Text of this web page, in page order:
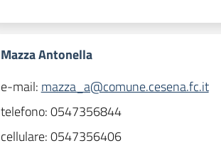
Mazza Antonella
e-mail: mazza_a@comune.cesena.fc.it
telefono:0547356844
cellulare:0547356406